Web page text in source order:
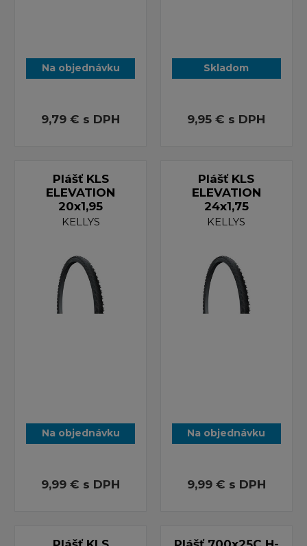
Na objednávku
9,79 € s DPH
Skladom
9,95 € s DPH
Plášť KLS
ELEVATION
20x1,95
KELLYS
Na objednávku
9,99 € s DPH
Plášť KLS
ELEVATION
24x1,75
KELLYS
Na objednávku
9,99 € s DPH